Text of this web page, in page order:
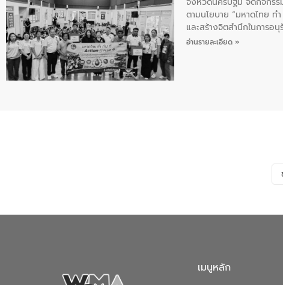
ตามนโยบาย “มหาดไทย ท
และสร้างจิตสำนึกในการอ
ของน้ำเสีย แนวทางการลด
อ่านรายละเอียด »
เมนูหลัก